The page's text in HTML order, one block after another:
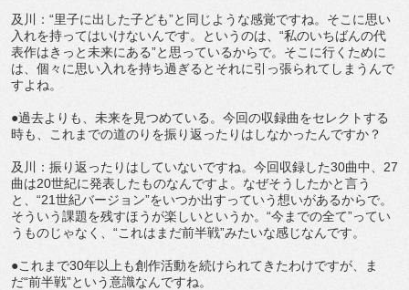
及川：“里子に出した子ども”と同じような感覚ですね。そこに思い
入れを持ってはいけないんです。というのは、“私のいちばんの代
表作はきっと未来にある”と思っているからで。そこに行くために
は、個々に思い入れを持ち過ぎるとそれに引っ張られてしまうんで
すよね。
●過去よりも、未来を見つめている。今回の収録曲をセレクトする
時も、これまでの道のりを振り返ったりはしなかったんですか？
及川：振り返ったりはしていないですね。今回収録した30曲中、27
曲は20世紀に発表したものなんですよ。なぜそうしたかと言う
と、“21世紀バージョン”をいつか出すっていう想いがあるからで。
そういう課題を残すほうが楽しいというか。“今までの全て”ってい
うものじゃなく、“これはまだ前半戦”みたいな感じなんです。
●これまで30年以上も創作活動を続けられてきたわけですが、ま
だ“前半戦”という意識なんですね。